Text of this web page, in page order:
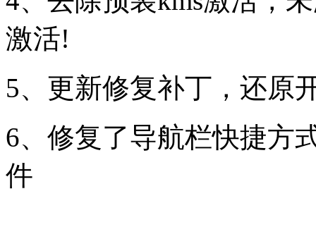
激活!
5、更新修复补丁，还原
6、修复了导航栏快捷方
件